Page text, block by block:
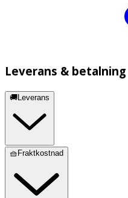
Leverans & betalning
🚚Leverans
🧺Fraktkostnad